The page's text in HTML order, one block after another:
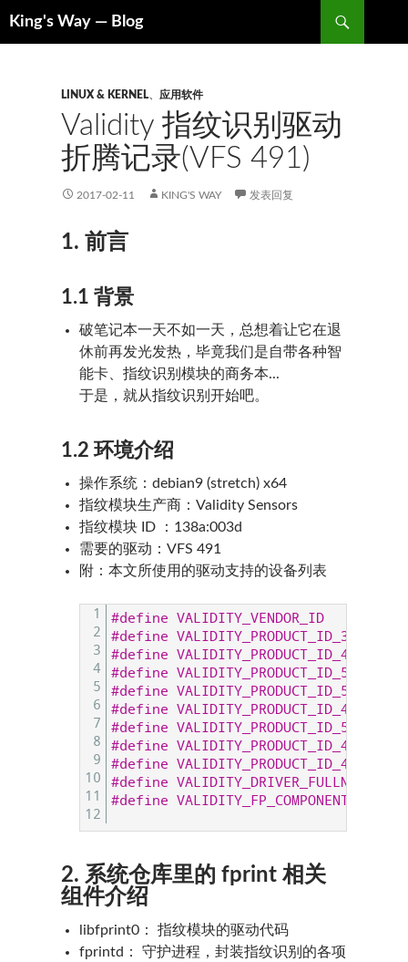
King's Way — Blog
LINUX & KERNEL、 应用软件
Validity 指纹识别驱动
折腾记录(VFS 491)
2017-02-11 KING'S WAY 发表回复
1. 前言
1.1 背景
破笔记本一天不如一天，总想着让它在退
休前再发光发热，毕竟我们是自带各种智
能卡、指纹识别模块的商务本...
于是，就从指纹识别开始吧。
1.2 环境介绍
操作系统：debian9 (stretch) x64
指纹模块生产商：Validity Sensors
指纹模块 ID ：138a:003d
需要的驱动：VFS 491
附：本文所使用的驱动支持的设备列表
1
2
3
4
5
6
7
8
9
10
11
12
#define VALIDITY_VENDOR_ID
#define VALIDITY_PRODUCT_ID_301
#define VALIDITY_PRODUCT_ID_451
#define VALIDITY_PRODUCT_ID_5111
#define VALIDITY_PRODUCT_ID_5011
#define VALIDITY_PRODUCT_ID_471
#define VALIDITY_PRODUCT_ID_5131
#define VALIDITY_PRODUCT_ID_491
#define VALIDITY_PRODUCT_ID_495
#define VALIDITY_DRIVER_FULLNAME
#define VALIDITY_FP_COMPONENT
2. 系统仓库里的 fprint 相关
组件介绍
libfprint0： 指纹模块的驱动代码
fprintd： 守护进程，封装指纹识别的各项